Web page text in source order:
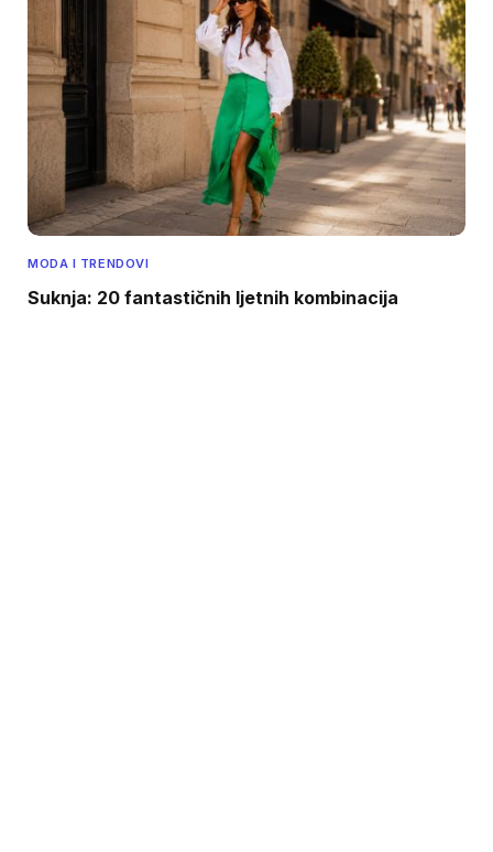
MODA I TRENDOVI
Suknja: 20 fantastičnih ljetnih kombinacija